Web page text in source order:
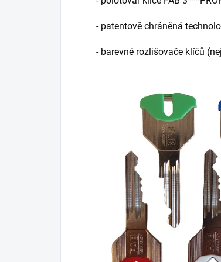
- patentově chráněná
- barevné rozlišovače klíčů